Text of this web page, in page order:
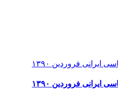
ایرانی فروردین ۱۳۹۰
ایرانی فروردین ۱۳۹۰